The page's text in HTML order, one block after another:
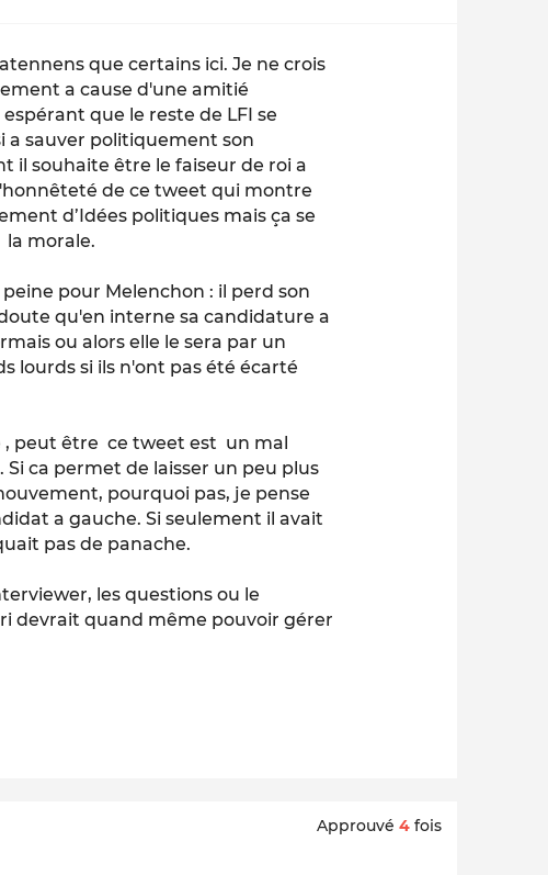
que certains ici. Je ne crois
a cause d'une amitié
que le reste de LFI se
a sauver politiquement son
il souhaite être le faiseur de roi a
de ce tweet qui montre
d’Idées politiques mais ça se
la morale.
pour Melenchon : il perd son
qu'en interne sa candidature a
ou alors elle le sera par un
lourds si ils n'ont pas été écarté
, peut être ce tweet est un mal
ca permet de laisser un peu plus
pourquoi pas, je pense
a gauche. Si seulement il avait
pas de panache.
les questions ou le
devrait quand même pouvoir gérer
Approuvé 4 fois